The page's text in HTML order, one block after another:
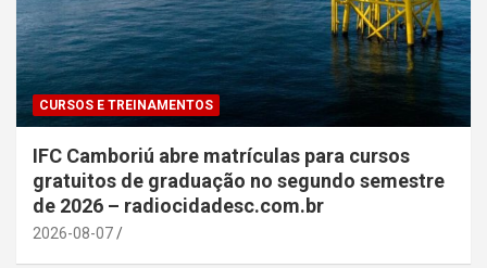
CURSOS E TREINAMENTOS
IFC Camboriú abre matrículas para cursos
gratuitos de graduação no segundo semestre
de 2026 – radiocidadesc.com.br
2026-08-07